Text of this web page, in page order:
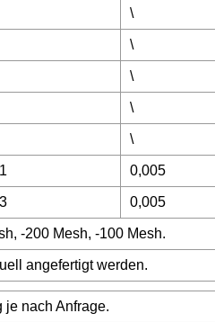
\
\
\
\
\
0,005
0,005
-200 Mesh, -100 Mesh.
angefertigt werden.
je nach Anfrage.